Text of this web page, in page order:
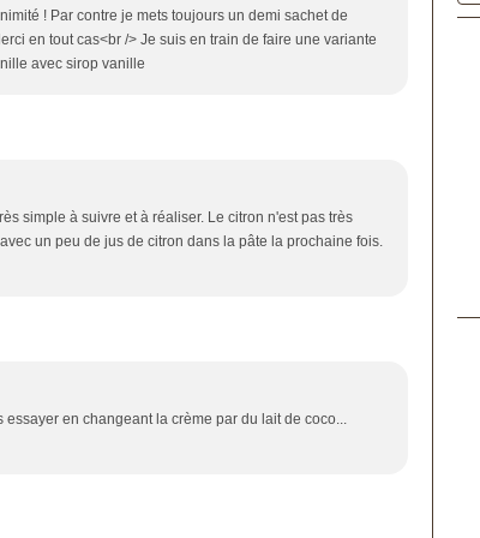
! Par contre je mets toujours un demi sachet de
en tout cas<br /> Je suis en train de faire une variante
avec sirop vanille
simple à suivre et à réaliser. Le citron n'est pas très
un peu de jus de citron dans la pâte la prochaine fois.
en changeant la crème par du lait de coco...